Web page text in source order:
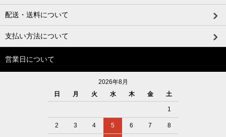
配送・送料について
支払い方法について
営業日について
2026年8月
日
月 火 水 木 金 土
1
2 3 4 5 6 7 8